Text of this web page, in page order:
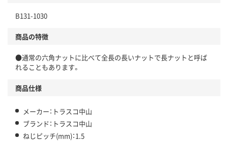
B131-1030
商品の特徴
●通常の六角ナットに比べて全長の長いナットで長ナットと呼ば
れることもあります。
商品仕様
メーカー：トラスコ中山
ブランド：トラスコ中山
ねじピッチ(mm)：1.5